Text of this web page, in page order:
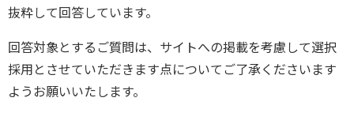
抜粋して回答しています。
回答対象とするご質問は、サイトへの掲載を考慮して選択
採用とさせていただきます点についてご了承くださいます
ようお願いいたします。